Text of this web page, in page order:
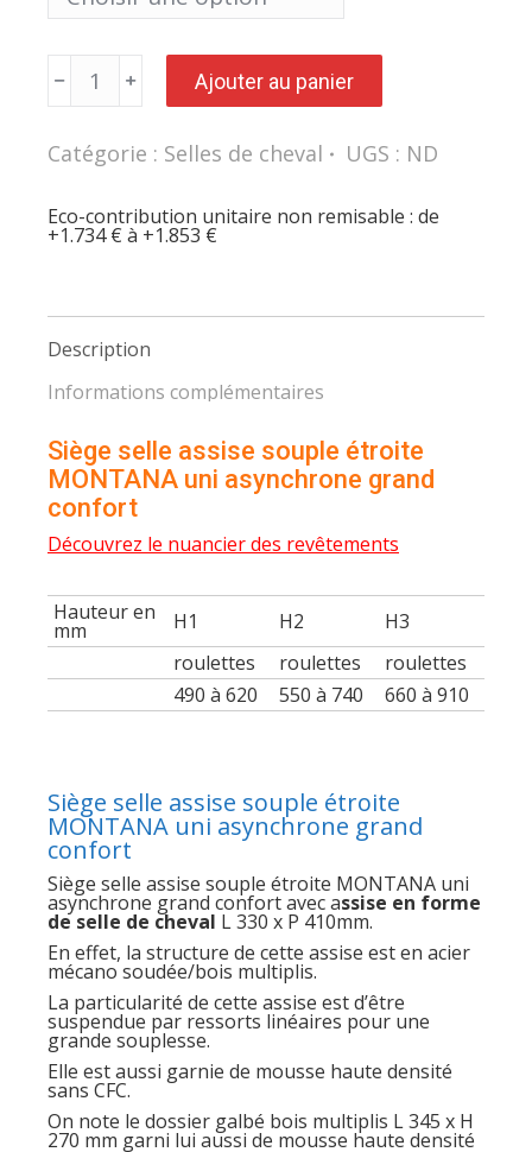
quantité
de
Siège
assise
souple
uni
asynchrone
Ajouter au panier
Catégorie : Selles de cheval UGS : ND
Eco-contribution unitaire non remisable : de
+1.734 € à +1.853 €
Description
Informations complémentaires
Siège selle assise souple étroite
MONTANA uni asynchrone grand
confort
Découvrez le nuancier des revêtements
Hauteur en
mm H1 H2
H3
roulettes
roulettes
roulettes
490 à 620
550 à 740 660 à 910
Siège selle assise souple étroite
MONTANA uni asynchrone grand
confort
Siège selle assise souple étroite MONTANA uni
asynchrone grand confort avec assise en forme
de selle de cheval L 330 x P 410mm.
En effet, la structure de cette assise est en acier
mécano soudée/bois multiplis.
La particularité de cette assise est d’être
suspendue par ressorts linéaires pour une
grande souplesse.
Elle est aussi garnie de mousse haute densité
sans CFC.
On note le dossier galbé bois multiplis L 345 x H
270 mm garni lui aussi de mousse haute densité